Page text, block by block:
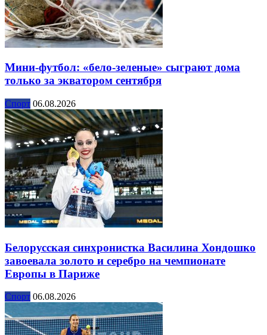
Мини-футбол: «бело-зеленые» сыграют дома
только за экватором сентября
Спорт 06.08.2026
Белорусская синхронистка Василина Хондошко
завоевала золото и серебро на чемпионате
Европы в Париже
Спорт 06.08.2026